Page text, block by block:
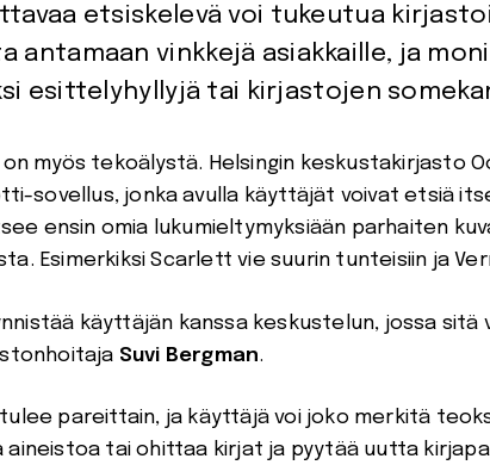
etsiskelevä voi tukeutua
antamaan vinkkejä asiakkaille, ja
esittelyhyllyjä tai kirjastojen
sovellus, jonka avulla käyttäjät voivat etsiä
ensin omia lukumieltymyksiään parhaiten
Esimerkiksi Scarlett vie suurin tunteisiin ja
käyttäjän kanssa keskustelun, jossa sitä
Suvi Bergman.
pareittain, ja käyttäjä voi joko merkitä
aineistoa tai ohittaa kirjat ja pyytää uutta